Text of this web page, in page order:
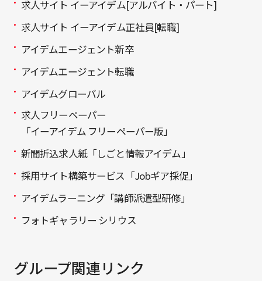
求人サイト イーアイデム[アルバイト・パート]
求人サイト イーアイデム正社員[転職]
アイデムエージェント新卒
アイデムエージェント転職
アイデムグローバル
求人フリーペーパー
「イーアイデム フリーペーパー版」
新聞折込求人紙「しごと情報アイデム」
採用サイト構築サービス「Jobギア採促」
アイデムラーニング「講師派遣型研修」
フォトギャラリー シリウス
グループ関連リンク